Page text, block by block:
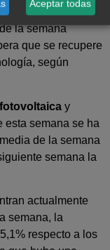
en lo que va de
la semana
que se recupere
según
fotovoltaica y
esta semana se ha
de la semana
semana la
actualmente
semana, la
respecto a los
Aceptar todas